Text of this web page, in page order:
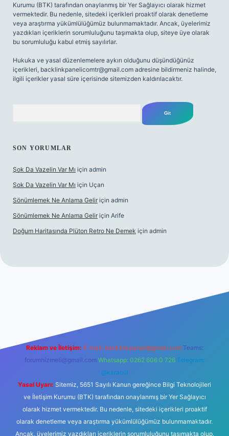
Kurumu (BTK) tarafından onaylanmış bir Yer Sağlayıcı olarak hizmet
vermektedir. Bu nedenle, sitedeki içerikleri proaktif olarak denetleme
veya araştırma yükümlülüğümüz bulunmamaktadır. Ancak, üyelerimiz
yazdıkları içeriklerin sorumluluğunu taşımakta olup, siteye üye olarak
bu sorumluluğu kabul etmiş sayılırlar.
Hukuka ve yasal düzenlemelere aykırı olduğunu düşündüğünüz
içerikleri, backlinkpanelicomtr@gmail.com adresine bildirmeniz halinde,
ilgili içerikler yasal süre içerisinde sitemizden kaldırılacaktır.
SON YORUMLAR
Şok Da Vazelin Var Mı için admin
Şok Da Vazelin Var Mı için Uçan
Sönümlemek Ne Anlama Gelir için admin
Sönümlemek Ne Anlama Gelir için Arife
Doğum Haritasında Plüton Retro Ne Demek için admin
Reklam ve İletişim: E-mail: backlinkpaneli@gmail.com Teams:
forumhizmeti@gmail.com Whatsapp: 0262 606 0 726 Telegram:
@karabul
Yasal Uyarı: Sitemiz, 5651 Sayılı Kanun gereğince Bilgi Teknolojileri
ve İletişim Kurumu (BTK) tarafından onaylanmış bir Yer Sağlayıcı
olarak hizmet vermektedir. Bu nedenle, sitedeki içerikleri proaktif
olarak denetleme veya araştırma yükümlülüğümüz bulunmamaktadır.
Ancak, üyelerimiz yazdıkları içeriklerin sorumluluğunu taşımakta olup,